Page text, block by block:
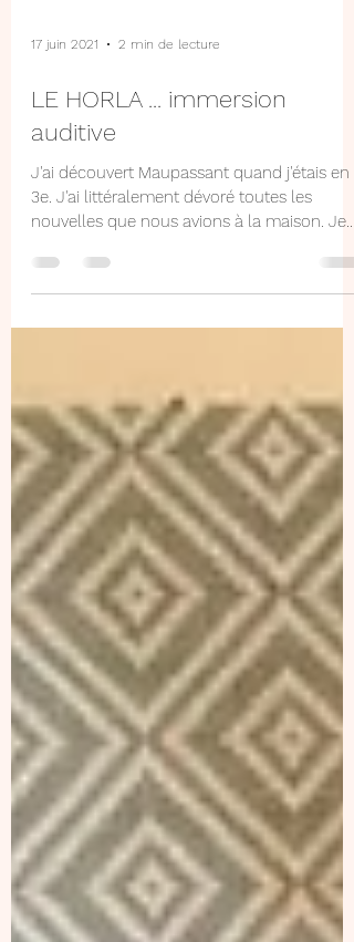
17 juin 2021 2 min de lecture
LE HORLA ... immersion
auditive
J'ai découvert Maupassant quand j'étais en
nouvelles que nous avions à la maison. Je
me disais...